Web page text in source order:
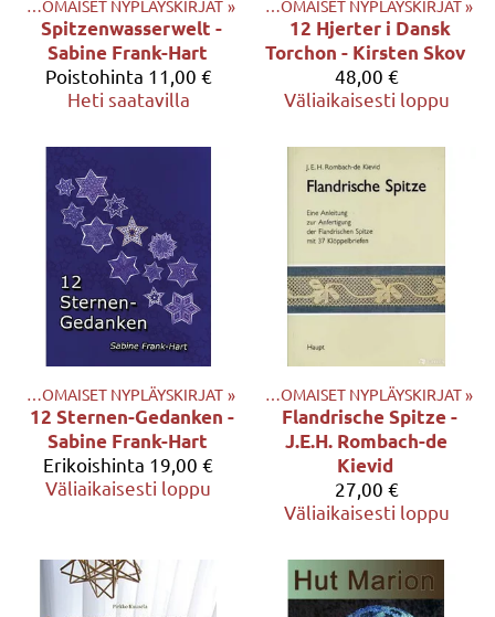
ULKOMAISET NYPLÄYSKIRJAT ‪»
Spitzenwasserwelt -
Sabine Frank-Hart
Poistohinta 11,00 €
Heti saatavilla
Tuotteet‪» KIRJAT ULKOMAISET NYPLÄYSKIRJAT‪»
12 Hjerter i Dansk
Torchon - Kirsten Skov
48,00 €
Väliaikaisesti loppu
ULKOMAISET NYPLÄYSKIRJAT ‪»
12 Sternen-Gedanken -
Sabine Frank-Hart
Erikoishinta 19,00 €
Väliaikaisesti loppu
Tuotteet‪» KIRJAT ULKOMAISET NYPLÄYSKIRJAT‪»
Flandrische Spitze -
J.E.H. Rombach-de
Kievid
27,00 €
Väliaikaisesti loppu